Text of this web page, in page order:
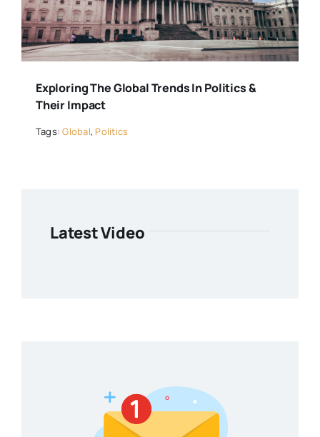
Exploring The Global Trends In Politics &
Their Impact
Tags:Global, Politics
Latest Video